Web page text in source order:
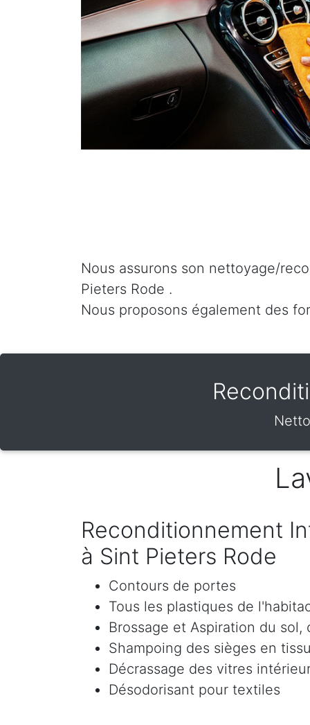
Nous assurons son nettoyage/
Pieters Rode .
Nous proposons également des
Reconditionnement
à Sint Pieters Rode
Contours de portes
Tous les plastiques de
Brossage et Aspiration du
Shampoing des sièges en
Décrassage des vitres
Désodorisant pour textiles